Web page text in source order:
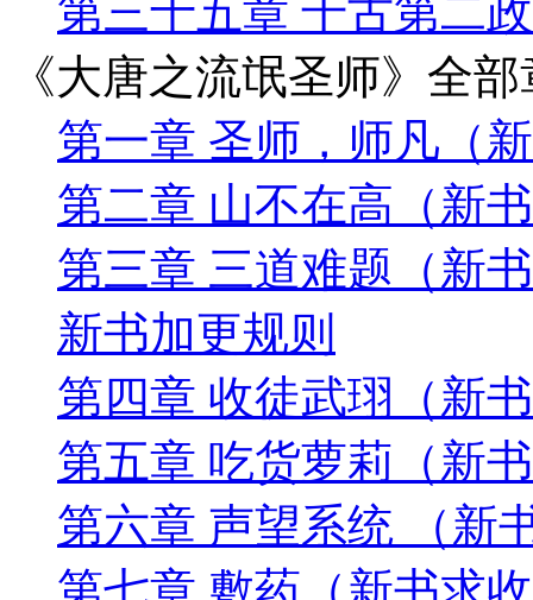
第三十五章 千古第二
《大唐之流氓圣师》全
第一章 圣师，师凡（
第二章 山不在高（新
第三章 三道难题（新
新书加更规则
第四章 收徒武珝（新
第五章 吃货萝莉（新
第六章 声望系统 （新
第七章 敷药（新书求